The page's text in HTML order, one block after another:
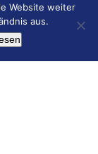
Website weiter
aus.